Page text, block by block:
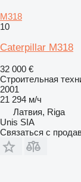
M318
10
Caterpillar M318
32 000 €
Строительная
2001
21 294 м/ч
Латвия, Riga
Unis SIA
Связаться с